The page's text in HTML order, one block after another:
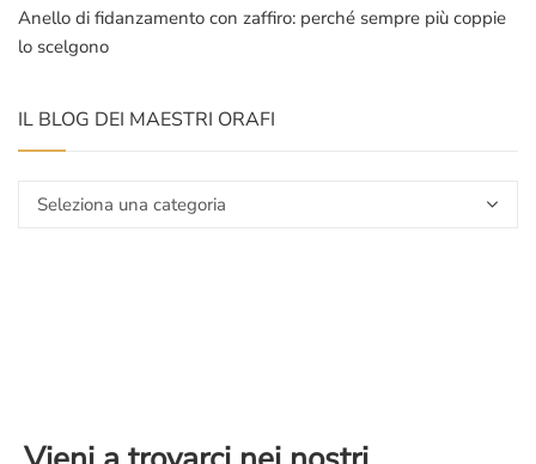
Anello di fidanzamento con zaffiro: perché sempre più coppie
lo scelgono
IL BLOG DEI MAESTRI ORAFI